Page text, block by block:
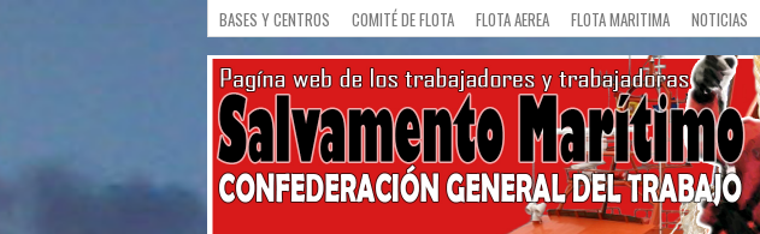
BASES Y CENTROS COMITÉ DE FLOTA FLOTA AEREA FLOTA MARITIMA NOTICIAS